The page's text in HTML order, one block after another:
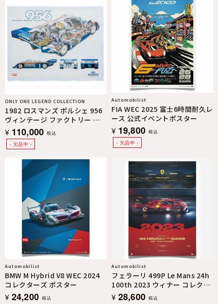
ONLY ONE LEGEND COLLECTION
1982 ロスマンズ ポルシェ 956
ヴィンテージ ファクトリー ポ
スター
¥ 110,000 税込
Automobilist
FIA WEC 2025 富士6時間耐久レ
ース 公式イベントポスター
¥ 19,800 税込
Automobilist
BMW M Hybrid V8 WEC 2024
コレクターズ ポスター
¥ 24,200 税込
Automobilist
フェラーリ 499P Le Mans 24h
100th 2023 ウィナー コレクタ
ーズ エディション ポスター
¥ 28,600 税込